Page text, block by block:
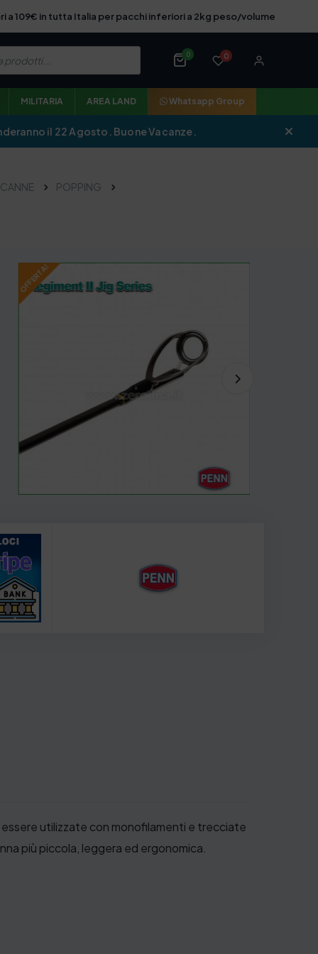
a 109€ in tutta Italia per pacchi inferiori a 2kg peso/volume
0 0
MILITARIA AREA LAND Whatsapp Group
il 22 Agosto. Buone Vacanze.
CANNE POPPING
OFFERTA!
utilizzate con monofilamenti e trecciate
più piccola, leggera ed ergonomica.